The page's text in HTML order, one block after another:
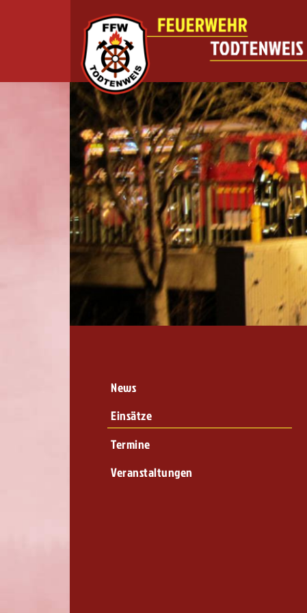
News
Einsätze
Termine
Veranstaltungen